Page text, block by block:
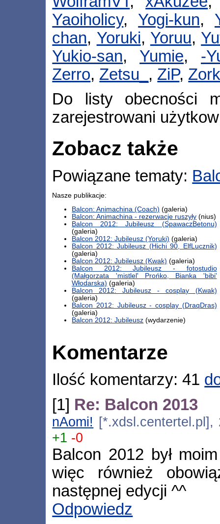
Yaoiholicy, Yogi-kun,
chan, Yoruki, Yoruu,
Yukio-san, Yumie, -
Zerro, Zetsu_ , ZiP,
Do listy obecności
zarejestrowani
Zobacz także
Powiązane tematy:
Nasze publikacje:
Balcon: Animachina (Coach) (galeria)
Balcon: Animachina - rezerwacje ruszyły (nius)
Balcon 2012: Jubileusz (SpawaczBetonu)
(galeria)
Balcon 2012: Jubileusz (Yoruki) (galeria)
Balcon 2012: Jubileusz (Hichi 90, ElfLucznik)
(galeria)
Balcon 2012: Jubileusz (Kwak) (galeria)
Balcon 2012: Jubileusz - fotostudio
(Małgorzata 'mistlel' Prońko, Bianka 'bibi'
Włodarska) (galeria)
Balcon 2012: Jubileusz - cosplay (Kwak)
(galeria)
Balcon 2012: Jubileusz - cosplay (DraqDras)
(galeria)
Balcon 2012: Jubileusz (wydarzenie)
Komentarze
Ilość komentarzy: 41
[1] Re: Balcon 2013
nAomi!
+1 -0
Balcon 2012 był
więc również
następnej edycji ^^
Odpowiedz